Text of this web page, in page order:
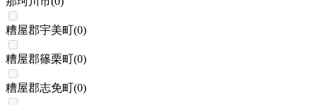
糟屋郡宇美町(0)
糟屋郡篠栗町(0)
糟屋郡志免町(0)